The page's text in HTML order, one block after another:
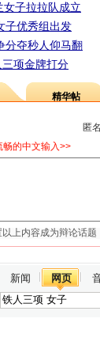
子拉拉队成立
子优秀组出发
分夺秒人仰马翻
项金牌打分
精华帖
匿
的中文输入>>
新闻 网页